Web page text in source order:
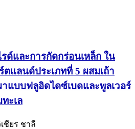
ด์และการกัดกร่อนเหล็ก ใน
แลนด์ประเภทที่ 5 ผสมเถ้า
แบบฟลูอิดไดซ์เบดและพูลเวอร์
ะเล
ชียร ชาลี